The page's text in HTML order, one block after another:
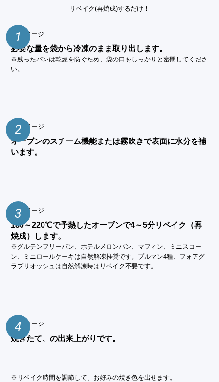
リベイク(再焼成)するだけ！
1
必要な量を袋から冷凍のまま取り出します。
※残ったパンは乾燥を防ぐため、袋の口をしっかりと密閉してくださ
い。
2
オーブンのスチーム機能または霧吹きで表面に水分を補
います。
3
180～220℃で予熱したオーブンで4～5分リベイク（再
焼成）します。
※グルテンフリーパン、ホテルメロンパン、マフィン、ミニスコー
ン、ミニロールケーキは自然解凍推奨です。プルマン4種、フォアグ
ラブリオッシュは自然解凍時はリベイク不要です。
4
焼きたて、の出来上がりです。
※リベイク時間を調節して、お好みの焼き色を出せます。